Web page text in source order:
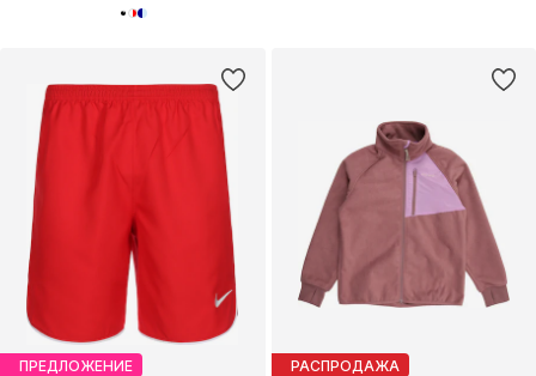
ПРЕДЛОЖЕНИЕ РАСПРОДАЖА